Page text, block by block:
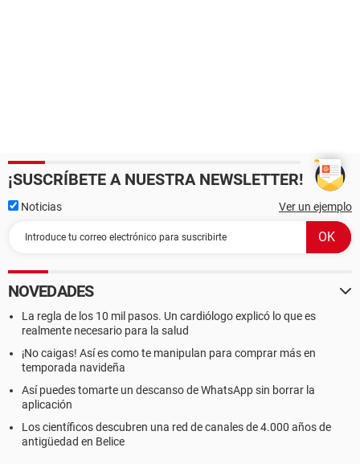
¡SUSCRÍBETE A NUESTRA NEWSLETTER!
Noticias Ver un ejemplo
NOVEDADES
La regla de los 10 mil pasos. Un cardiólogo explicó lo que es
realmente necesario para la salud
¡No caigas! Así es como te manipulan para comprar más en
temporada navideña
Así puedes tomarte un descanso de WhatsApp sin borrar la
aplicación
Los científicos descubren una red de canales de 4.000 años de
antigüedad en Belice